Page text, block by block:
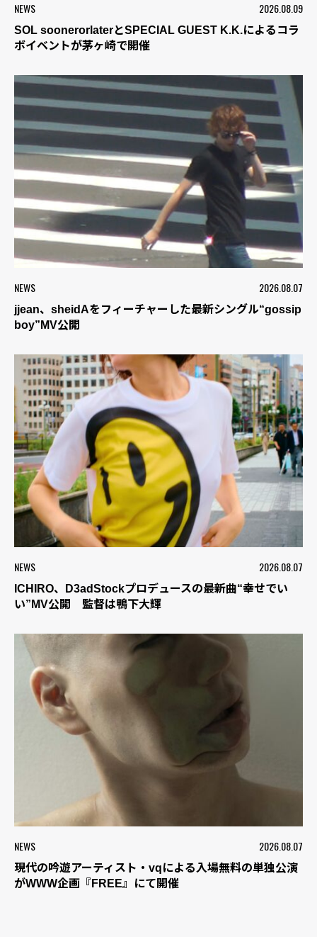
NEWS 2026.08.09
SOL soonerorlaterとSPECIAL GUEST K.K.によるコラ
ボイベントが茅ヶ崎で開催
NEWS 2026.08.07
jjean、sheidAをフィーチャーした最新シングル“gossip
boy”MV公開
NEWS 2026.08.07
ICHIRO、D3adStockプロデュースの最新曲“幸せでい
い”MV公開 監督は鴨下大輝
NEWS 2026.08.07
現代の吟遊アーティスト・vqによる入場無料の単独公演
がWWW企画『FREE』にて開催